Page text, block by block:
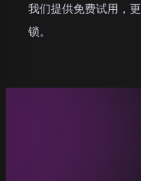
我们提供免费试用，
锁。